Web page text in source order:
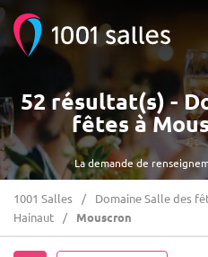
La demande de
52 résultat(s) -
fêtes à
1001 Salles Domaine Salle des
Hainaut
Mouscron